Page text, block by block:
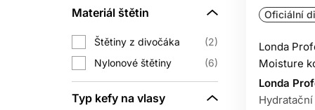
Kadeře se dobře rozčesávají ve
Po opláchnutí naneste styling do
Ne každý potřebuje metodu
Materiál štětin
Štětiny z divočáka
2
Nylonové štětiny
6
Typ kefy na vlasy
Oficiální
Londa
Moisture
Londa